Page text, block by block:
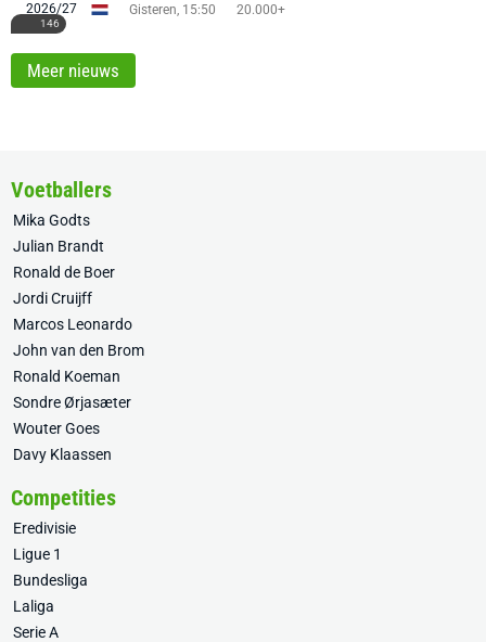
146
Gisteren, 15:50 20.000+
Meer nieuws
Voetballers
Mika Godts
Julian Brandt
Ronald de Boer
Jordi Cruijff
Marcos Leonardo
John van den Brom
Ronald Koeman
Sondre Ørjasæter
Wouter Goes
Davy Klaassen
Competities
Eredivisie
Ligue 1
Bundesliga
Laliga
Serie A